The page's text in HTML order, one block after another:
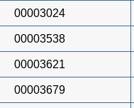
00003024
00003538
00003621
00003679